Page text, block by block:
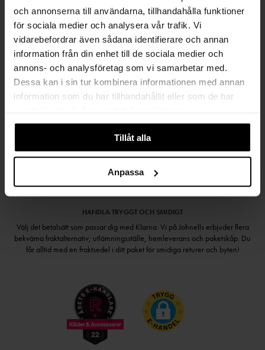
och annonserna till användarna, tillhandahålla funktioner
för sociala medier och analysera vår trafik. Vi
vidarebefordrar även sådana identifierare och annan
information från din enhet till de sociala medier och
annons- och analysföretag som vi samarbetar med.
Dessa kan i sin tur kombinera informationen med annan
information som du har tillhandahållit eller som de har
Tillåt alla
Anpassa
SAMLA BONUS I KUNDKLUBBEN
Håll dig uppdaterad
PRENUMERERA PÅ VÅRT NYHETSBREV
PRENUMERERA
HANDLA TRYGGT OCH SMIDIGT
Välj det betalsätt som passar dig med Klarna. Vi på Johnells erbjuder flera
bekväma fraktalternativ; utlämningsställe, hemleverans och paketskåp. Du
får alltid med en fraktsedel i ditt paket för smidiga returer och byten!